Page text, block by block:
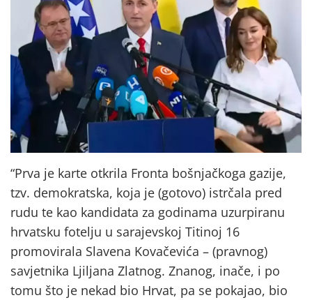
“Prva je karte otkrila Fronta bošnjačkoga gazije,
tzv. demokratska, koja je (gotovo) istrčala pred
rudu te kao kandidata za godinama uzurpiranu
hrvatsku fotelju u sarajevskoj Titinoj 16
promovirala Slavena Kovačevića – (pravnog)
savjetnika Ljiljana Zlatnog. Znanog, inače, i po
tomu što je nekad bio Hrvat, pa se pokajao, bio